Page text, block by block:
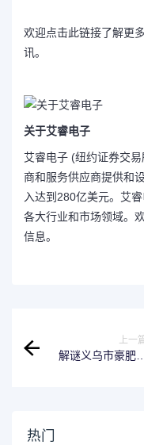
欢迎点击此链接了解更
讯。
关于艾睿电子
艾睿电子 (纽约证券交
商和服务供应商提供和
入达到280亿美元。艾
各大行业和市场领域。
信息。
上一
解谜义乌市豪肥贸
热门